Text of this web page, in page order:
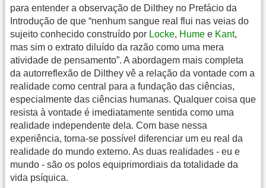
para entender a observação de Dilthey no Prefácio da
Introdução de que “nenhum sangue real flui nas veias do
sujeito conhecido construído por Locke, Hume e Kant,
mas sim o extrato diluído da razão como uma mera
atividade de pensamento”. A abordagem mais completa
da autorreflexão de Dilthey vê a relação da vontade com a
realidade como central para a fundação das ciências,
especialmente das ciências humanas. Qualquer coisa que
resista à vontade é imediatamente sentida como uma
realidade independente dela. Com base nessa
experiência, torna-se possível diferenciar um eu real da
realidade do mundo externo. As duas realidades - eu e
mundo - são os polos equiprimordiais da totalidade da
vida psíquica.